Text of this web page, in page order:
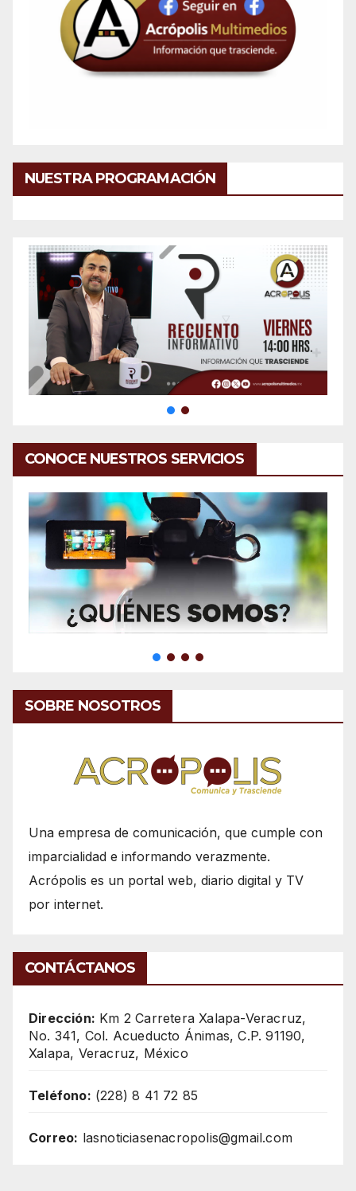
NUESTRA PROGRAMACIÓN
CONOCE NUESTROS SERVICIOS
SOBRE NOSOTROS
Una empresa de comunicación, que cumple con
imparcialidad e informando verazmente.
Acrópolis es un portal web, diario digital y TV
por internet.
CONTÁCTANOS
Dirección: Km 2 Carretera Xalapa-Veracruz,
No. 341, Col. Acueducto Ánimas, C.P. 91190,
Xalapa, Veracruz, México
Teléfono: (228) 8 41 72 85
Correo: lasnoticiasenacropolis@gmail.com